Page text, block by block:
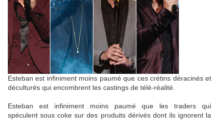
Esteban est infiniment moins paumé que ces crétins déracinés et
déculturés qui encombrent les castings de télé-réalité.
Esteban est infiniment moins paumé que les traders qui
spéculent sous coke sur des produits dérivés dont ils ignorent la